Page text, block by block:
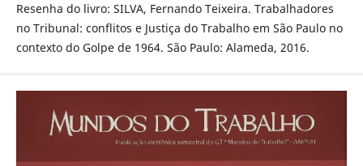
Resenha do livro: SILVA, Fernando Teixeira. Trabalhadores
no Tribunal: conflitos e Justiça do Trabalho em São Paulo no
contexto do Golpe de 1964. São Paulo: Alameda, 2016.